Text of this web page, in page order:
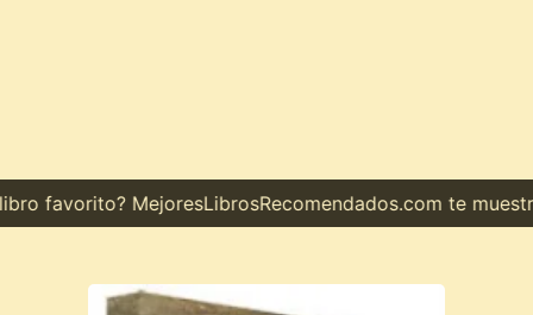
MejoresLibrosRecomendados.com te muestra